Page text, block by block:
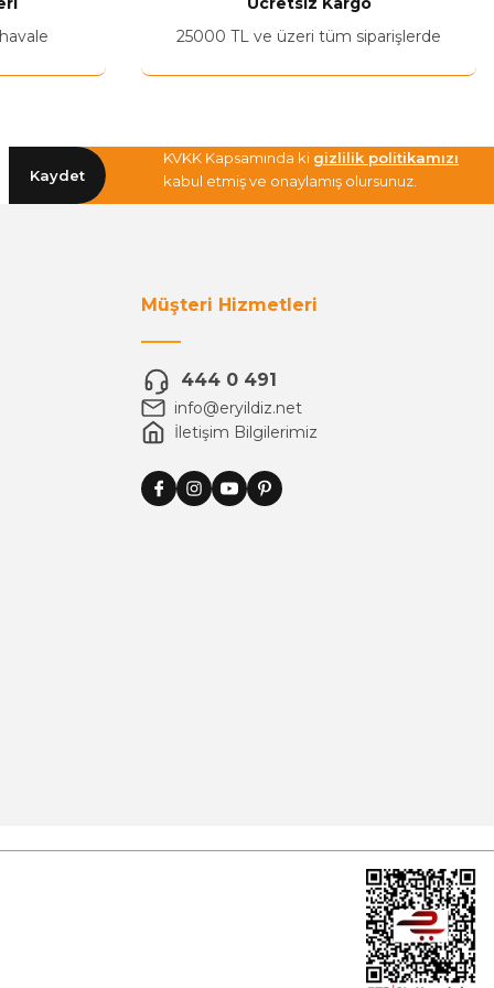
25000 TL ve üzeri tüm siparişlerde
Kaydet
KVKK Kapsamında ki gizlilik politikamızı
kabul etmiş ve onaylamış olursunuz.
Müşteri Hizmetleri
444 0 491
info@eryildiz.net
İletişim Bilgilerimiz